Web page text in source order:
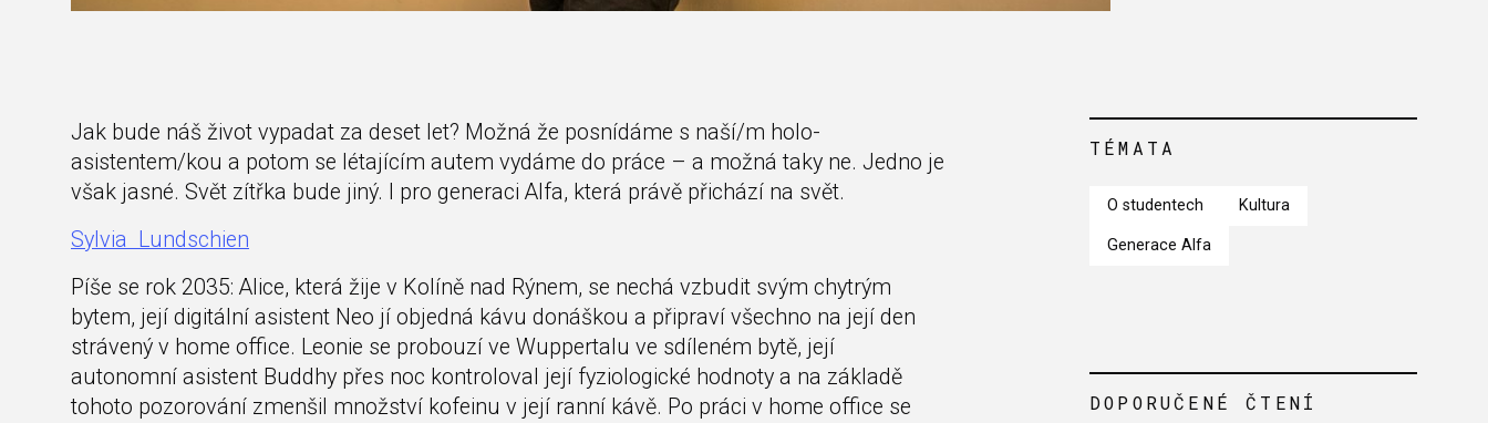
Jak bude náš život vypadat za deset let? Možná že posnídáme s naší/m holo-
asistentem/kou a potom se létajícím autem vydáme do práce – a možná taky ne. Jedno je
však jasné. Svět zítřka bude jiný. I pro generaci Alfa, která právě přichází na svět.
Sylvia Lundschien
Píše se rok 2035: Alice, která žije v Kolíně nad Rýnem, se nechá vzbudit svým chytrým
bytem, její digitální asistent Neo jí objedná kávu donáškou a připraví všechno na její den
strávený v home office. Leonie se probouzí ve Wuppertalu ve sdíleném bytě, její
autonomní asistent Buddhy přes noc kontroloval její fyziologické hodnoty a na základě
tohoto pozorování zmenšil množství kofeinu v její ranní kávě. Po práci v home office se
TÉMATA
O studentech Kultura
Generace Alfa
DOPORUČENÉ ČTENÍ